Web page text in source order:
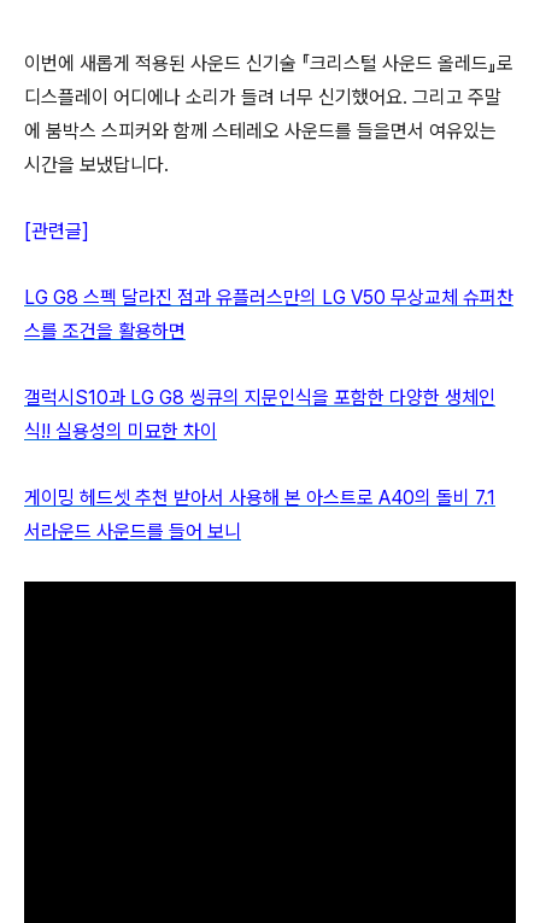
이번에 새롭게 적용된 사운드 신기술 『크리스털 사운드 올레드』로
디스플레이 어디에나 소리가 들려 너무 신기했어요. 그리고 주말
에 붐박스 스피커와 함께 스테레오 사운드를 들을면서 여유있는
시간을 보냈답니다.
[관련글]
LG G8 스펙 달라진 점과 유플러스만의 LG V50 무상교체 슈퍼찬
스를 조건을 활용하면
갤럭시S10과 LG G8 씽큐의 지문인식을 포함한 다양한 생체인
식!! 실용성의 미묘한 차이
게이밍 헤드셋 추천 받아서 사용해 본 아스트로 A40의 돌비 7.1
서라운드 사운드를 들어 보니